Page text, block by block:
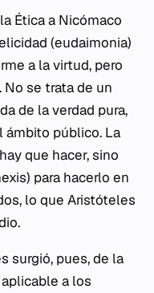
Ética a Nicómaco
(eudaimonia)
a la virtud, pero
se trata de un
de la verdad pura,
ámbito público. La
que hacer, sino
) para hacerlo en
lo que Aristóteles
surgió, pues, de la
a los